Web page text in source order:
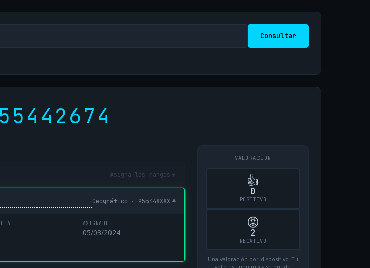
Consultar
Asigna los rangos ▾
Geográfico · 95544XXXX ▾
ASIGNADO
05/03/2024
VALORACIÓN
👍
0
POSITIVO
😡
2
NEGATIVO
Una valoración por dispositivo. Tu